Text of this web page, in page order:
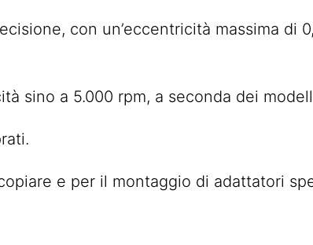
con un’eccentricità massima di
sino a 5.000 rpm, a seconda dei
e per il montaggio di adattatori